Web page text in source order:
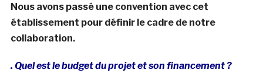
Nous avons passé une convention avec cet
établissement pour définir le cadre de notre
collaboration.
. Quel est le budget du projet et son financement ?